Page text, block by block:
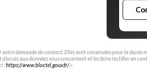
demande de contact. Elles sont conservées pour la
aux données vous concernant et les faire rectifier en
:https://www.bloctel.gouv.fr/»